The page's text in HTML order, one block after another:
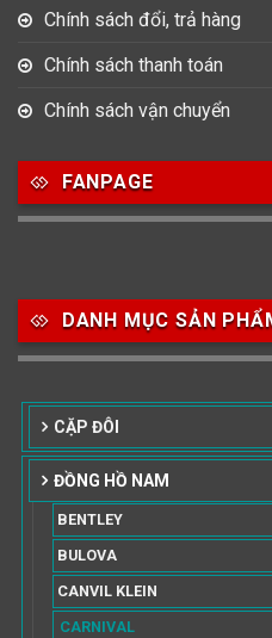
Chính sách đổi, trả hàng
Chính sách thanh toán
Chính sách vận chuyển
FANPAGE
DANH MỤC SẢN
CẶP ĐÔI
ĐỒNG HỒ NAM
BENTLEY
BULOVA
CANVIL KLEIN
CARNIVAL